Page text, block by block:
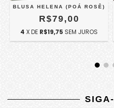
BLUSA HELENA (POÁ ROSÊ)
R$79,00
4 X DE R$19,75 SEM JUROS